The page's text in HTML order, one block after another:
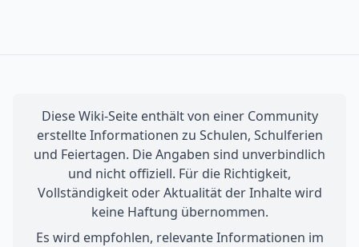
Diese Wiki-Seite enthält von einer Community
erstellte Informationen zu Schulen, Schulferien
und Feiertagen. Die Angaben sind unverbindlich
und nicht offiziell. Für die Richtigkeit,
Vollständigkeit oder Aktualität der Inhalte wird
keine Haftung übernommen.
Es wird empfohlen, relevante Informationen im